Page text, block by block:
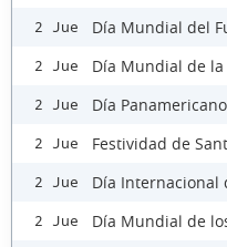
2 Jue Día Mundial del
2 Jue Día Mundial de
2 Jue Día
2 Jue Festividad de
2 Jue Día Internacional
2 Jue Día Mundial de